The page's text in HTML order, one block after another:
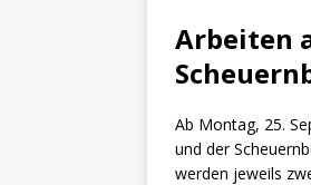
Arbeiten
Ab Montag, 25.
und der
werden jeweils